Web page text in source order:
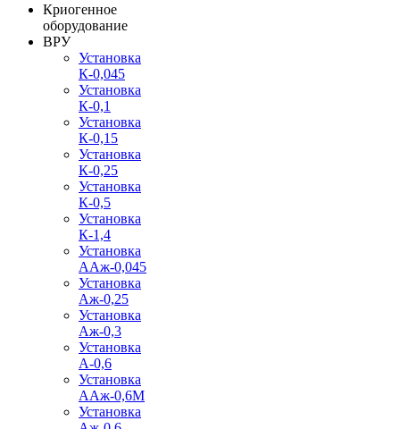
Криогенное
оборудование
ВРУ
Установка
К-0,045
Установка
К-0,1
Установка
К-0,15
Установка
К-0,25
Установка
К-0,5
Установка
К-1,4
Установка
ААж-0,045
Установка
Аж-0,25
Установка
Аж-0,3
Установка
А-0,6
Установка
ААж-0,6М
Установка